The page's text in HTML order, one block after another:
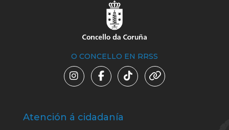
O CONCELLO EN RRSS
Atención á cidadanía